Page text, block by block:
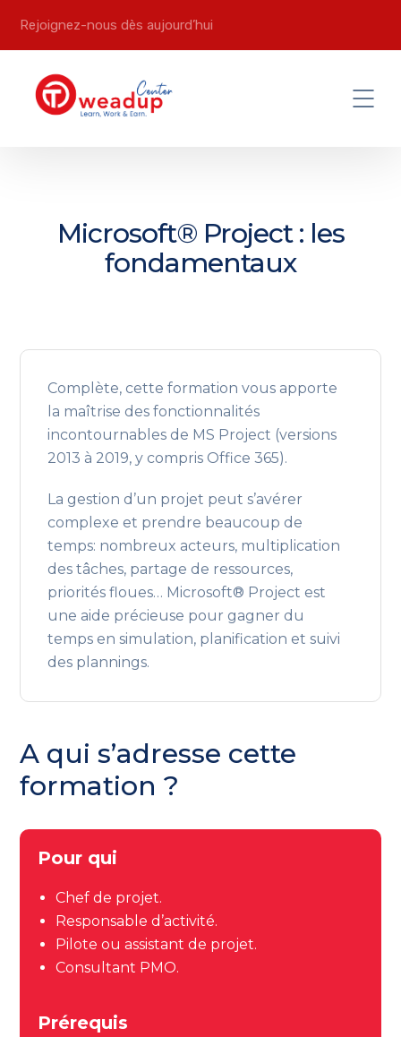
Rejoignez-nous dès aujourd’hui
Microsoft® Project : les
fondamentaux
Complète, cette formation vous apporte
la maîtrise des fonctionnalités
incontournables de MS Project (versions
2013 à 2019, y compris Office 365).
La gestion d’un projet peut s’avérer
complexe et prendre beaucoup de
temps: nombreux acteurs, multiplication
des tâches, partage de ressources,
priorités floues… Microsoft® Project est
une aide précieuse pour gagner du
temps en simulation, planification et suivi
des plannings.
A qui s’adresse cette
formation ?
Pour qui
Chef de projet.
Responsable d’activité.
Pilote ou assistant de projet.
Consultant PMO.
Prérequis